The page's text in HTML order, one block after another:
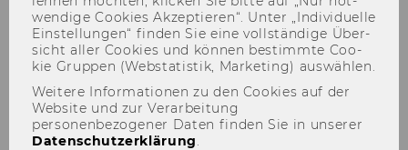
wen­di­ge Coo­kies Ak­zep­tie­ren“. Unter „In­di­vi­du­el­le
Ein­stel­lun­gen“ fin­den Sie eine voll­stän­di­ge Über­
sicht aller Coo­kies und kön­nen be­stimm­te Coo­
kie Grup­pen (Web­sta­tis­tik, Mar­ke­ting) aus­wäh­len.
Weitere Informationen zu den Cookies auf der
Website und zur Verarbeitung
personenbezogener Daten finden Sie in unserer
Datenschutzerklärung